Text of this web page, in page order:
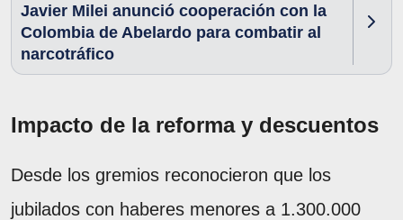
Javier Milei anunció cooperación con la
Colombia de Abelardo para combatir al
narcotráfico
Impacto de la reforma y descuentos
Desde los gremios reconocieron que los
jubilados con haberes menores a 1.300.000